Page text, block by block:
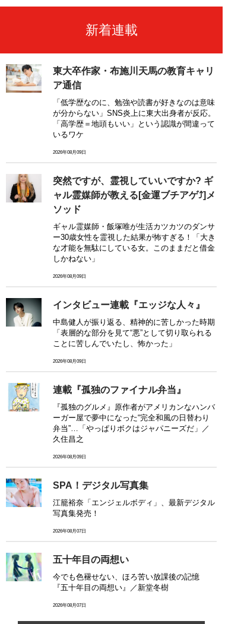
新着連載
東大卒作家・布施川天馬の教育キャリ
ア通信
「低学歴なのに、勉強や読書が好きなのは意味
が分からない」SNS炎上に東大出身者が反応。
「高学歴＝地頭もいい」という認識が間違って
いるワケ
2026年08月09日
突然ですが、霊視していいですか? ギ
ャル霊媒師が教える[金運ブチアゲ⤴]メ
ソッド
ギャル霊媒師・飯塚唯が生活カツカツのダンサ
ー30歳女性を霊視した結果が怖すぎる！「大き
な才能を無駄にしている女。このままだと借金
しかねない」
2026年08月09日
インタビュー連載『エッジな人々』
中島健人が振り返る、精神的に苦しかった時期
「表層的な部分を見て“悪”として切り取られる
ことに苦しんでいたし、怖かった」
2026年08月09日
連載『孤独のファイナル弁当』
『孤独のグルメ』原作者がアメリカンなハンバ
ーガー屋で夢中になった“完全和風の日替わり
弁当”…「やっぱりボクはジャパニーズだ」／
久住昌之
2026年08月09日
SPA！デジタル写真集
江籠裕奈「エンジェルボディ」、最新デジタル
写真集発売！
2026年08月07日
五十年目の両想い
今でも色褪せない、ほろ苦い放課後の記憶
『五十年目の両想い』／新堂冬樹
2026年08月07日